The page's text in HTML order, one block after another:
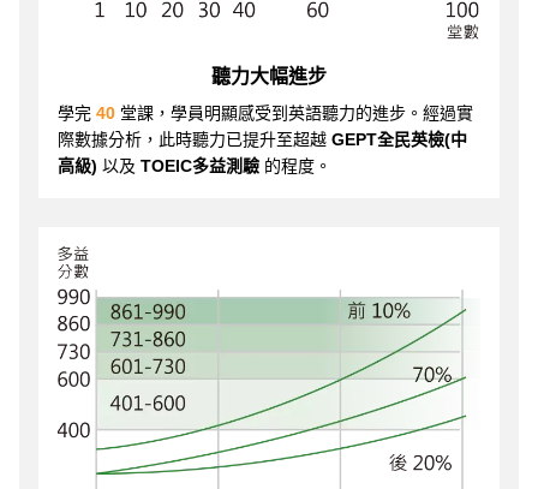
聽力大幅進步
學完 40 堂課，學員明顯感受到英語聽力的進步。經過實
際數據分析，此時聽力已提升至超越 GEPT全民英檢(中
高級) 以及 TOEIC多益測驗 的程度。